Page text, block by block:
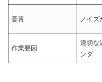
音質 ノイズ
作業要因
適切な
ンダ